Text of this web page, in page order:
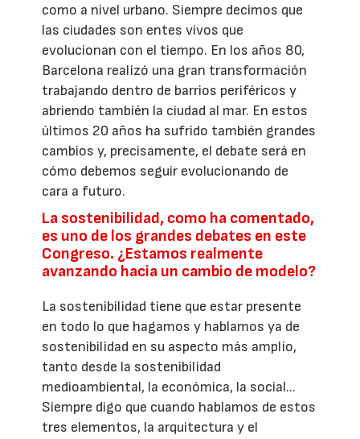
como a nivel urbano. Siempre decimos que
las ciudades son entes vivos que
evolucionan con el tiempo. En los años 80,
Barcelona realizó una gran transformación
trabajando dentro de barrios periféricos y
abriendo también la ciudad al mar. En estos
últimos 20 años ha sufrido también grandes
cambios y, precisamente, el debate será en
cómo debemos seguir evolucionando de
cara a futuro.
La sostenibilidad, como ha comentado,
es uno de los grandes debates en este
Congreso. ¿Estamos realmente
avanzando hacia un cambio de modelo?
La sostenibilidad tiene que estar presente
en todo lo que hagamos y hablamos ya de
sostenibilidad en su aspecto más amplio,
tanto desde la sostenibilidad
medioambiental, la económica, la social...
Siempre digo que cuando hablamos de estos
tres elementos, la arquitectura y el